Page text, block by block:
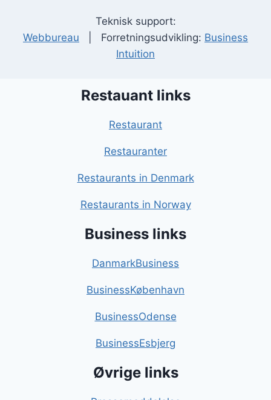
Teknisk support:
Webbureau | Forretningsudvikling: Business
Intuition
Restauant links
Restaurant
Restauranter
Restaurants in Denmark
Restaurants in Norway
Business links
DanmarkBusiness
BusinessKøbenhavn
BusinessOdense
BusinessEsbjerg
Øvrige links